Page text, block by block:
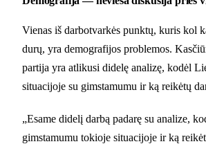
Vienas iš darbotvarkės punktų, kuris kol
durų, yra demografijos problemos.
partija yra atlikusi didelę analizę, kodėl
situacijoje su gimstamumu ir ką reikėtų
„Esame didelį darbą padarę su analize,
gimstamumu tokioje situacijoje ir ką